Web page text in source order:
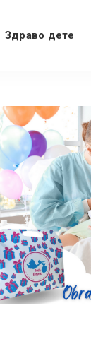
Здраво дете